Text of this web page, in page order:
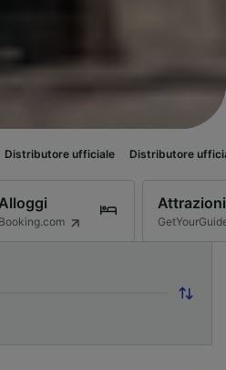
Distributore ufficiale
Booking.com
Attrazioni